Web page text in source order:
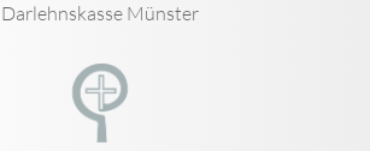
Darlehnskasse Münster